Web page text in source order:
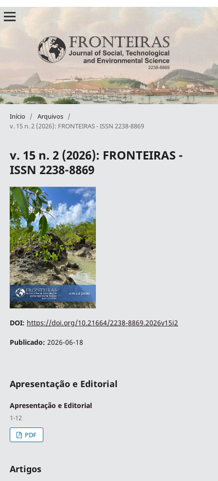
Início / Arquivos /
v. 15 n. 2 (2026): FRONTEIRAS - ISSN 2238-8869
v. 15 n. 2 (2026): FRONTEIRAS -
ISSN 2238-8869
DOI: https://doi.org/10.21664/2238-8869.2026v15i2
Publicado: 2026-06-18
Apresentação e Editorial
Apresentação e Editorial
1-12
PDF
Artigos